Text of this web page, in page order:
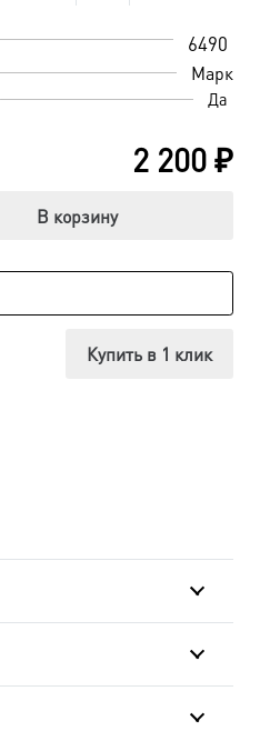
6490
Марк
Да
2 200₽
В корзину
Купить в 1 клик